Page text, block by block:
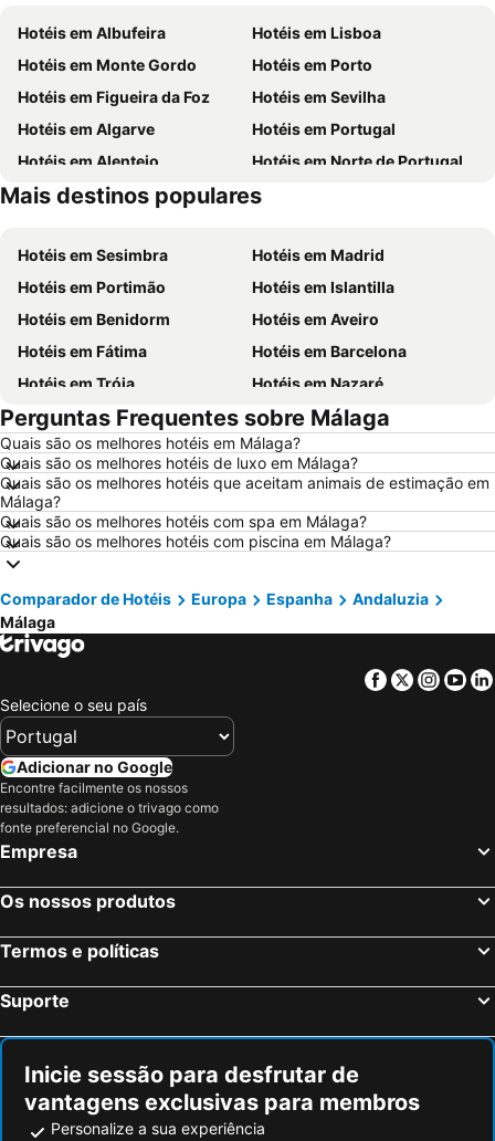
Hotéis em Albufeira
Hotéis em Lisboa
Hotéis em Monte Gordo
Hotéis em Porto
Hotéis em Figueira da Foz
Hotéis em Sevilha
Hotéis em Algarve
Hotéis em Portugal
Hotéis em Alentejo
Hotéis em Norte de Portugal
Hotéis em Madeira
Hotéis em Espanha
Mais destinos populares
Hotéis em Sesimbra
Hotéis em Madrid
Hotéis em Portimão
Hotéis em Islantilla
Hotéis em Benidorm
Hotéis em Aveiro
Hotéis em Fátima
Hotéis em Barcelona
Hotéis em Tróia
Hotéis em Nazaré
Hotéis em Évora
Hotéis em Peniche
Hotéis em Porto Santo
Hotéis em Isla Canela
Hotéis em Sangenjo
Hotéis em Vila Nova de Milfontes
Hotéis em Vilamoura
Hotéis em Vigo
Hotéis em Roma
Hotéis em Centro de Portugal
Hotéis em Maiorca
Hotéis em Andaluzia
Hotéis em Minorca
Hotéis em Ibiza
Hotéis em Galiza
Hotéis em Douro
Hotéis em Serra da Estrela
Hotéis em Costa do Sol
Hotéis em Tenerife
Hotéis em São Miguel
Perguntas Frequentes sobre Málaga
Quais são os melhores hotéis em Málaga?
Quais são os melhores hotéis de luxo em Málaga?
Quais são os melhores hotéis que aceitam animais de estimação em
Málaga?
Quais são os melhores hotéis com spa em Málaga?
Quais são os melhores hotéis com piscina em Málaga?
Comparador de Hotéis Europa Espanha
Andaluzia
Málaga
Facebook
Twitter
Selecione o seu país
Adicionar no Google
Encontre facilmente os nossos
resultados: adicione o trivago como
fonte preferencial no Google.
Empresa
Os nossos produtos
Termos e políticas
Suporte
Inicie sessão para desfrutar de
vantagens exclusivas para membros
Personalize a sua experiência